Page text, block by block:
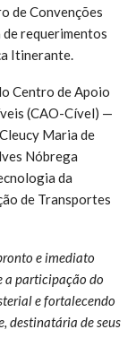
de Convenções
de requerimentos
Itinerante.
Centro de Apoio
(CAO-Cível) —
Maria de
Nóbrega
da
de Transportes
e imediato
a participação do
e fortalecendo
destinatária de seus